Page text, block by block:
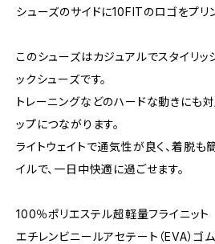
シューズのサイドに10FITのロゴをプリ
このシューズはカジュアルでスタイリッ
ックシューズです。
トレーニングなどのハードな動きにも
ップにつながります。
ライトウェイトで通気性が良く、着脱も
イルで、一日中快適に過ごせます。
100％ポリエステル超軽量フライニット
エチレンビニールアセテート（EVA）ゴ